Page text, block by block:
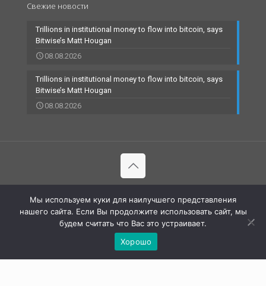
Свежие новости
Trillions in institutional money to flow into bitcoin, says
Bitwise’s Matt Hougan
08.08.2026
Trillions in institutional money to flow into bitcoin, says
Bitwise’s Matt Hougan
08.08.2026
технологии | All Rights Reserved |
Мы используем куки для наилучшего представления
нашего сайта. Если Вы продолжите использовать сайт, мы
будем считать что Вас это устраивает.
Хорошо